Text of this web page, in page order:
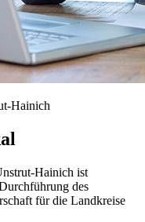
Hainich ist
des
für die Landkreise